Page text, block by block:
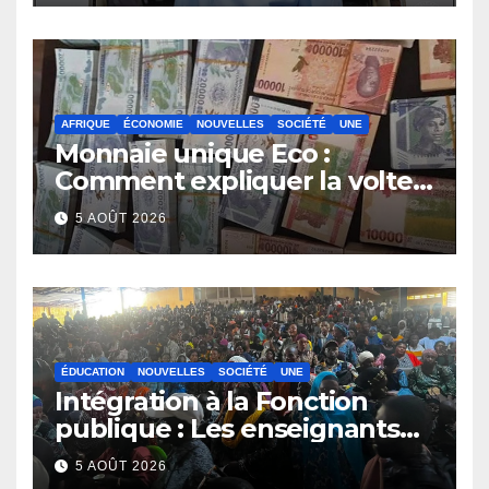
AFRIQUE ÉCONOMIE NOUVELLES SOCIÉTÉ UNE
Monnaie unique Eco :
Comment expliquer la volte-
face de la Guinée
5 AOÛT 2026
ÉDUCATION NOUVELLES SOCIÉTÉ UNE
Intégration à la Fonction
publique : Les enseignants
contractuels haussent le ton
5 AOÛT 2026